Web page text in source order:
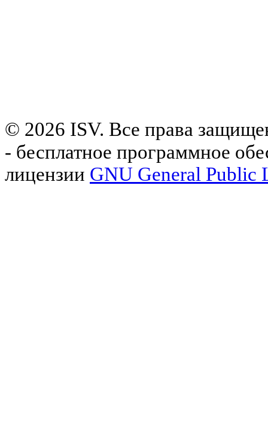
© 2026 ISV. Все права
- бесплатное программное
лицензии GNU General Public